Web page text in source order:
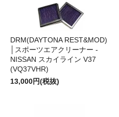
DRM(DAYTONA REST&MOD)
│スポーツエアクリーナー -
NISSAN スカイライン V37
(VQ37VHR)
13,000円(税抜)